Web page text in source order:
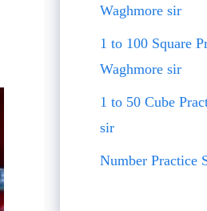
Waghmore sir
1 to 100 Square
Waghmore sir
1 to 50 Cube
sir
Number Practice